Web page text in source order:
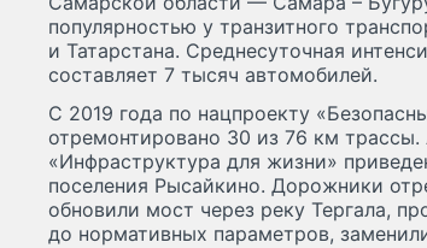
популярностью у транзитного
и Татарстана. Среднесуточная
составляет 7 тысяч автомобилей.
С 2019 года по нацпроекту
отремонтировано 30 из 76 км
«Инфраструктура для жизни»
поселения Рысайкино. Дорожники
обновили мост через реку Тергала,
до нормативных параметров,